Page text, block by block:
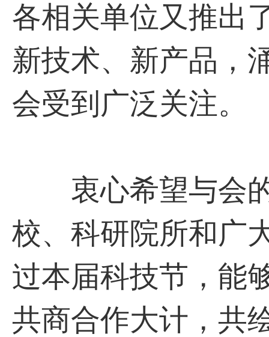
各相关单位又推出
新技术、新产品，
会受到广泛关注。
衷心希望与会的
校、科研院所和广
过本届科技节，能
共商合作大计，共